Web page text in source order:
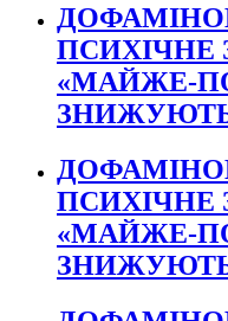
ПСИХІЧНЕ
«МАЙЖЕ-
ПСИХІЧНЕ
«МАЙЖЕ-